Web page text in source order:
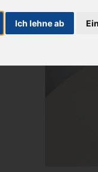
Ich lehne ab
Mikroskope
MikstaLED Tischstativ